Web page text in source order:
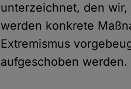
unterzeichnet, den
werden konkrete
Extremismus
aufgeschoben werden.